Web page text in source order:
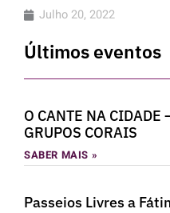
Julho 20, 2022
Últimos eventos
O CANTE NA CIDADE
GRUPOS CORAIS
SABER MAIS »
Passeios Livres a